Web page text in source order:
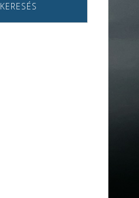
KERESÉS